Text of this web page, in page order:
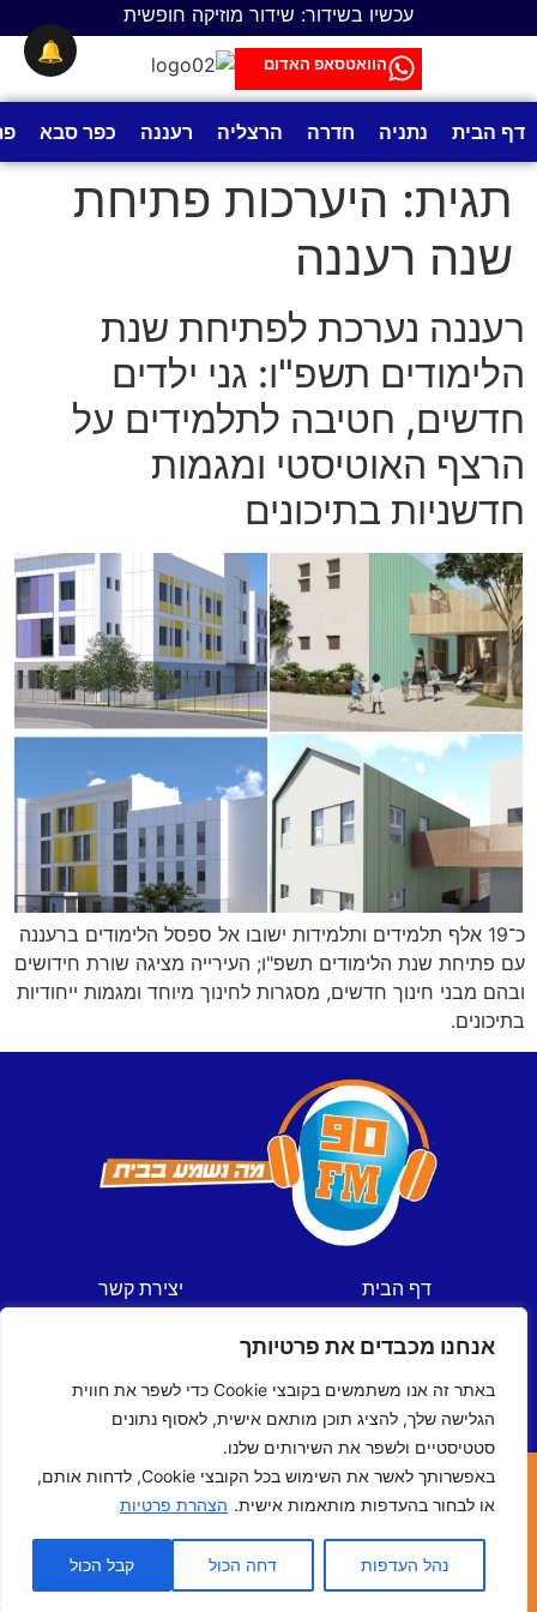
אנחנו מכבדים את פרטיותך
באתר זה אנו משתמשים בקובצי Cookie כדי לשפר את חווית
הגלישה שלך, להציג תוכן מותאם אישית, לאסוף נתונים
סטטיסטיים ולשפר את השירותים שלנו.
באפשרותך לאשר את השימוש בכל הקובצי Cookie, לדחות אותם,
או לבחור בהעדפות מותאמות אישית. הצהרת פרטיות
נהל העדפות דחה הכול קבל הכול
עכשיו בשידור: שידור מוזיקה חופשית
הוואטסאפ האדום
דף הבית נתניה חדרה הרצליה רעננה כפר סבא
תגית: היערכות פתיחת
שנה רעננה
רעננה נערכת לפתיחת שנת
הלימודים תשפ"ו: גני ילדים
חדשים, חטיבה לתלמידים על
הרצף האוטיסטי ומגמות
חדשניות בתיכונים
כ־19 אלף תלמידים ותלמידות ישובו אל ספסל הלימודים ברעננה
עם פתיחת שנת הלימודים תשפ"ו; העירייה מציגה שורת חידושים
ובהם מבני חינוך חדשים, מסגרות לחינוך מיוחד ומגמות ייחודיות
בתיכונים.
דף הבית
ספורט
תכניות
לוח שידורים
יצירת קשר
הצהרת נגישות
כל הזכויות שמורות © ל- 90FM
האתר נבנה ע"י מומחי האינטרנט של ישראל
🔔